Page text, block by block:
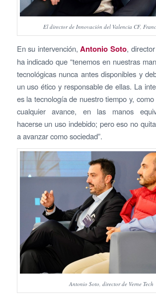
El director de Innovación del Valencia CF,
En su intervención,Antonio Soto,
ha indicado que “tenemos en nuestras
tecnológicas nunca antes disponibles y
un uso ético y responsable de ellas. La
es la tecnología de nuestro tiempo y,
cualquier avance, en las manos
hacerse un uso indebido; pero eso no
a avanzar como sociedad”.
Antonio Soto, director de Verne Tech